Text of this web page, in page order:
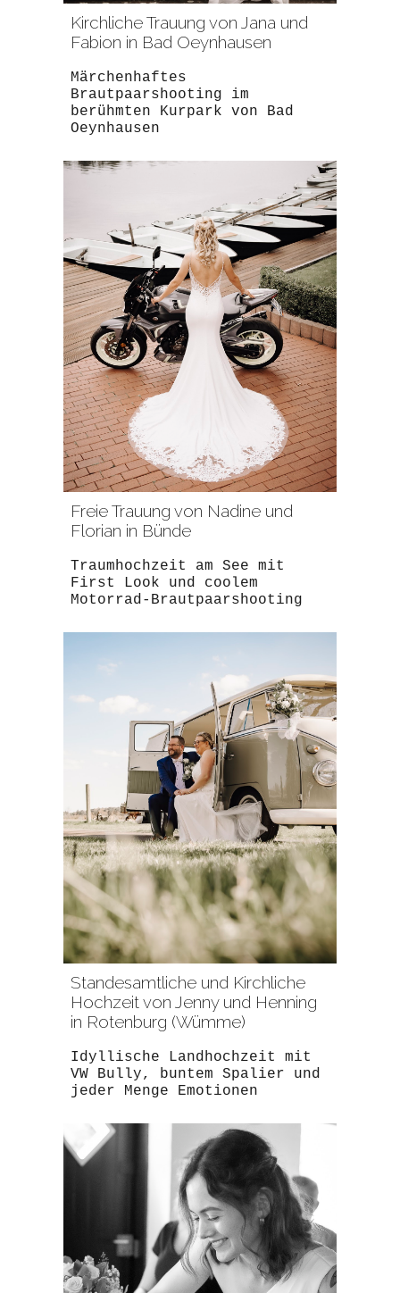
Kirchliche Trauung von Jana und
Fabion in Bad Oeynhausen
Märchenhaftes
Brautpaarshooting im
berühmten Kurpark von Bad
Oeynhausen
Freie Trauung von Nadine und
Florian in Bünde
Traumhochzeit am See mit
First Look und coolem
Motorrad-Brautpaarshooting
Standesamtliche und Kirchliche
Hochzeit von Jenny und Henning
in Rotenburg (Wümme)
Idyllische Landhochzeit mit
VW Bully, buntem Spalier und
jeder Menge Emotionen